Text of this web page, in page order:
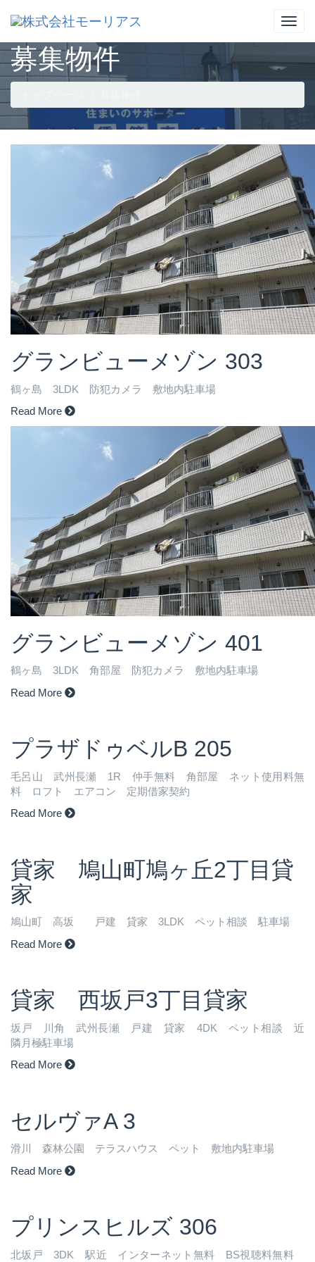
募集物件
グランビューメゾン 303
鶴ヶ島 3LDK 防犯カメラ 敷地内駐車場
Read More
グランビューメゾン 401
鶴ヶ島 3LDK 角部屋 防犯カメラ 敷地内駐車場
Read More
プラザドゥベルB 205
毛呂山 武州長瀬 1R 仲手無料 角部屋 ネット使用料無
料 ロフト エアコン 定期借家契約
Read More
貸家 鳩山町鳩ヶ丘2丁目貸
家
鳩山町 高坂 戸建 貸家 3LDK ペット相談 駐車場
Read More
貸家 西坂戸3丁目貸家
坂戸 川角 武州長瀬 戸建 貸家 4DK ペット相談 近
隣月極駐車場
Read More
セルヴァA 3
滑川 森林公園 テラスハウス ペット 敷地内駐車場
Read More
プリンスヒルズ 306
北坂戸 3DK 駅近 インターネット無料 BS視聴料無料